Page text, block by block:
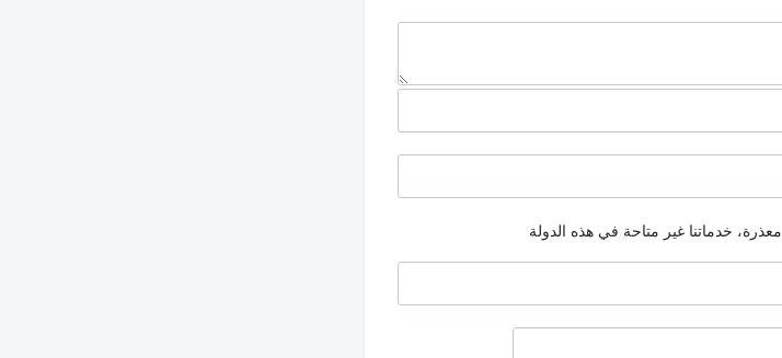
معذرة، خدماتنا غير متاحة في هذه الدولة